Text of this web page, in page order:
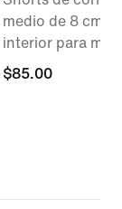
medio de 8 cm
interior para
$85.00
$85.00